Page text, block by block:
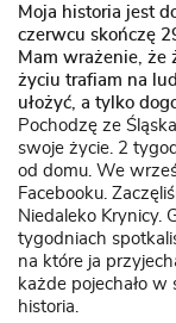
Moja historia jest
czerwcu skończę
Mam wrażenie, że
życiu trafiam na
ułożyć, a tylko
Pochodzę ze
swoje życie. 2
od domu. We
Facebooku.
Niedaleko Krynicy.
tygodniach
na które ja
każde pojechało w
historia.